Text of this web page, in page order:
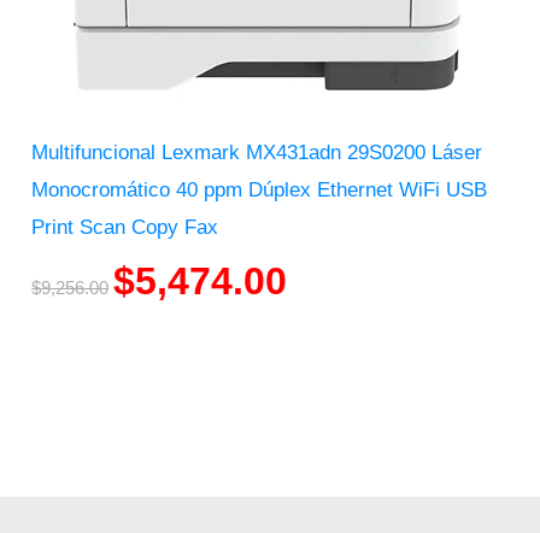
Multifuncional Lexmark MX431adn 29S0200 Láser
Monocromático 40 ppm Dúplex Ethernet WiFi USB
Print Scan Copy Fax
$9,256.00 $5,474.00